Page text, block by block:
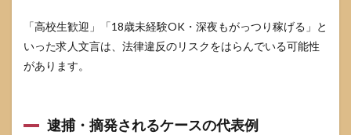
通い
す
依存
めの
「高校生歓迎」「18歳未経験OK・深夜もがっつり稼げる」と
いった求人文言は、法律違反のリスクをはらんでいる可能性
があります。
逮捕・摘発されるケースの代表例